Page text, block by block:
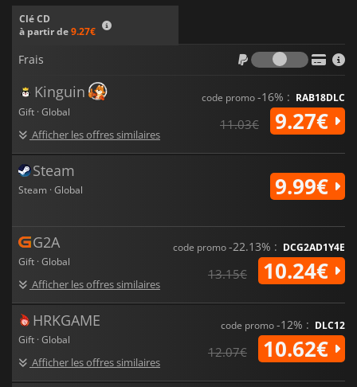
Clé CD
à partir de9.27€
Frais
Frais
Kinguin
Gift · Global
Afficher les offres similaires
code promo-16% : RAB18DLC
11.03€ 9.27€
Steam
Steam · Global 9.99€
G2A
Gift · Global
Afficher les offres similaires
code promo-22.13% : DCG2AD1Y4E
13.15€ 10.24€
HRKGAME
Gift · Global
Afficher les offres similaires
code promo-12% : DLC12
12.07€ 10.62€